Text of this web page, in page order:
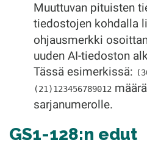
Muuttuvan pituisten
tiedostojen kohdalla
ohjausmerkki
uuden AI-tiedoston
Tässä esimerkissä:
(21)123456789012
sarjanumerolle.
GS1-128:n edut